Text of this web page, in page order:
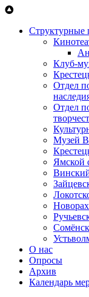
Перейти к
Структурные
Клуб-
Отдел
Отдел
Музей
Ямской
О нас
Опросы
Архив
Календарь